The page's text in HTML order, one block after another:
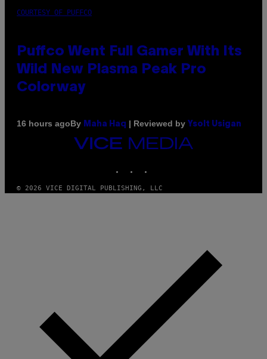
COURTESY OF PUFFCO
Puffco Went Full Gamer With Its
Wild New Plasma Peak Pro
Colorway
16 hours agoBy Maha Haq | Reviewed by Ysolt Usigan
VICE
MEDIA
© 2026 VICE DIGITAL PUBLISHING, LLC